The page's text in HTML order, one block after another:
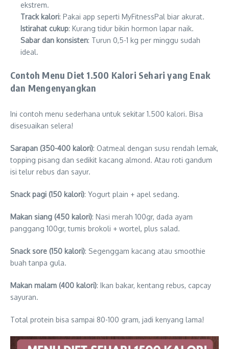
ekstrem.
Track kalori: Pakai app seperti MyFitnessPal biar akurat.
Istirahat cukup: Kurang tidur bikin hormon lapar naik.
Sabar dan konsisten: Turun 0,5-1 kg per minggu sudah
ideal.
Contoh Menu Diet 1.500 Kalori Sehari yang Enak
dan Mengenyangkan
Ini contoh menu sederhana untuk sekitar 1.500 kalori. Bisa
disesuaikan selera!
Sarapan (350-400 kalori): Oatmeal dengan susu rendah lemak,
topping pisang dan sedikit kacang almond. Atau roti gandum
isi telur rebus dan sayur.
Snack pagi (150 kalori): Yogurt plain + apel sedang.
Makan siang (450 kalori): Nasi merah 100gr, dada ayam
panggang 100gr, tumis brokoli + wortel, plus salad.
Snack sore (150 kalori): Segenggam kacang atau smoothie
buah tanpa gula.
Makan malam (400 kalori): Ikan bakar, kentang rebus, capcay
sayuran.
Total protein bisa sampai 80-100 gram, jadi kenyang lama!